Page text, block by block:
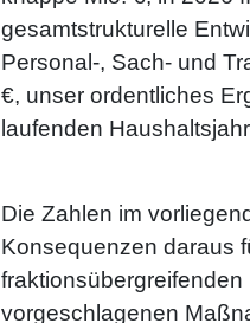
gesamtstrukturelle
Personal-, Sach- und
€, unser ordentliches
laufenden
Die Zahlen im
Konsequenzen daraus
vorgeschlagenen